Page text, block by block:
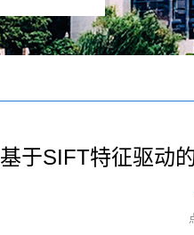
基于SIFT特征驱动